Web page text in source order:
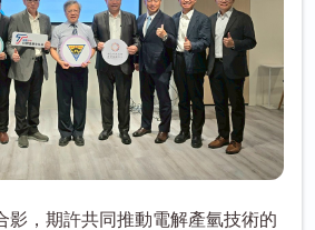
影，期許共同推動電解產氫技術的